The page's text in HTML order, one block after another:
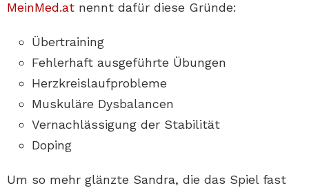
MeinMed.at nennt dafür diese Gründe:
Übertraining
Fehlerhaft ausgeführte Übungen
Herzkreislaufprobleme
Muskuläre Dysbalancen
Vernachlässigung der Stabilität
Doping
Um so mehr glänzte Sandra, die das Spiel fast